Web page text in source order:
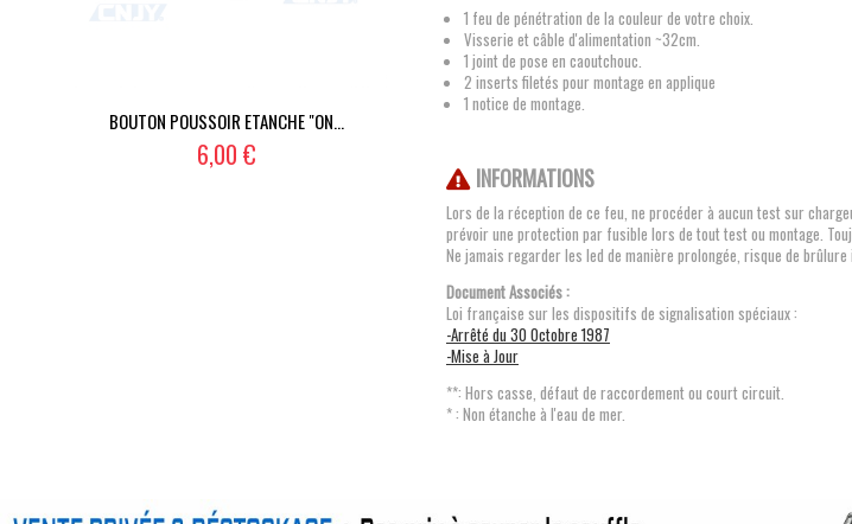
BOUTON POUSSOIR ETANCHE "ON...
6,00 €
Câble multibrin 1x 1.00mm² ...
1 feu de pénétration de la couleur de votre choix.
Visserie et câble d'alimentation ~32cm.
1 joint de pose en caoutchouc.
2 inserts filetés pour montage en applique
1 notice de montage.
INFORMATIONS
Lors de la réception de ce feu, ne procéder à aucun test sur
prévoir une protection par fusible lors de tout test ou montage.
Ne jamais regarder les led de manière prolongée, risque de
Document Associés :
Loi française sur les dispositifs de signalisation spéciaux :
-Arrêté du 30 Octobre 1987
-Mise à Jour
**: Hors casse, défaut de raccordement ou court circuit.
* : Non étanche à l'eau de mer.